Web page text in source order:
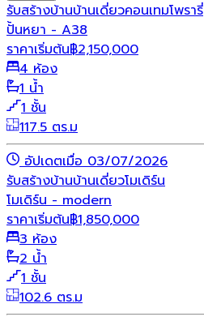
รับสร้างบ้านบ้านเดี่ยวคอนเทมโพรารี่
ปั้นหยา - A38
ราคาเริ่มต้น฿2,150,000
4 ห้อง
1 น้ำ
1 ชั้น
117.5 ตร.ม
อัปเดตเมื่อ 03/07/2026
รับสร้างบ้านบ้านเดี่ยวโมเดิร์น
โมเดิร์น - modern
ราคาเริ่มต้น฿1,850,000
3 ห้อง
2 น้ำ
1 ชั้น
102.6 ตร.ม